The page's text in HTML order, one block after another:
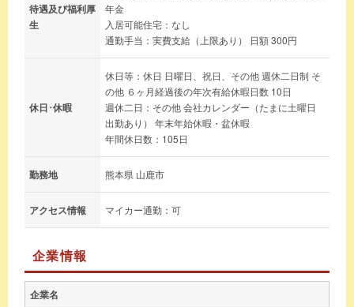
待遇及び福利厚
生
年金
入居可能住宅：なし
通勤手当：実費支給（上限あり） 日額 300円
休日･休暇
休日等：休日 日曜日、祝日、その他 週休二日制 そ
の他 ６ヶ月経過後の年次有給休暇日数 10日
週休二日：その他 会社カレンダー（たまに土曜日
出勤あり） 年末年始休暇・盆休暇
年間休日数：105日
勤務地 熊本県 山鹿市
アクセス情報 マイカー通勤：可
企業情報
企業名